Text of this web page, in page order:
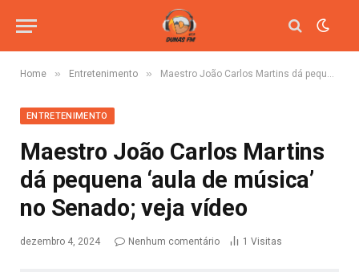
Home » Entretenimento » Maestro João Carlos Martins dá pequena ‘aula de música’ no Senado; veja vídeo
ENTRETENIMENTO
Maestro João Carlos Martins
dá pequena ‘aula de música’
no Senado; veja vídeo
dezembro 4, 2024 Nenhum comentário 1 Visitas